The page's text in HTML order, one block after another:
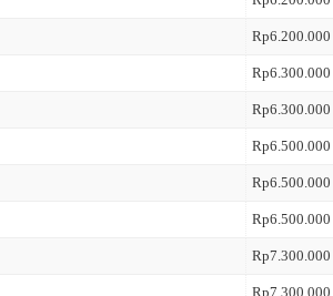
Rp6.200.000
Rp6.300.000
Rp6.300.000
Rp6.500.000
Rp6.500.000
Rp6.500.000
Rp7.300.000
Rp7.300.000